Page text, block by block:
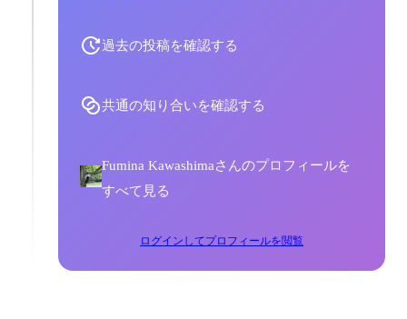
過去の投稿を確認する
共通の知り合いを確認する
Fumina Kawashimaさんのプロフィールを
すべて見る
ログインしてプロフィールを閲覧